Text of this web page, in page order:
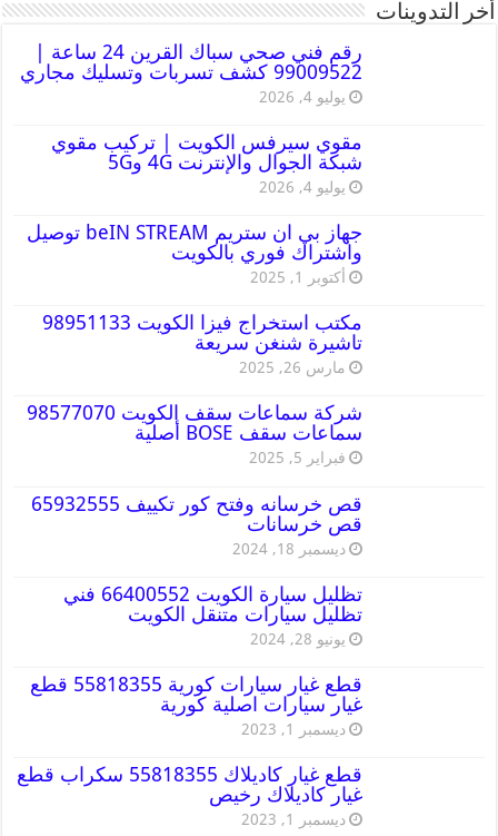
أخر التدوينات
رقم فني صحي سباك القرين 24 ساعة |
99009522 كشف تسربات وتسليك مجاري
يوليو 4, 2026
مقوي سيرفس الكويت | تركيب مقوي
شبكة الجوال والإنترنت 4G و5G
يوليو 4, 2026
جهاز بي ان ستريم beIN STREAM توصيل
واشتراك فوري بالكويت
أكتوبر 1, 2025
مكتب استخراج فيزا الكويت 98951133
تاشيرة شنغن سريعة
مارس 26, 2025
شركة سماعات سقف الكويت 98577070
سماعات سقف BOSE أصلية
فبراير 5, 2025
قص خرسانه وفتح كور تكييف 65932555
قص خرسانات
ديسمبر 18, 2024
تظليل سيارة الكويت 66400552 فني
تظليل سيارات متنقل الكويت
يونيو 28, 2024
قطع غيار سيارات كورية 55818355 قطع
غيار سيارات اصلية كورية
ديسمبر 1, 2023
قطع غيار كاديلاك 55818355 سكراب قطع
غيار كاديلاك رخيص
ديسمبر 1, 2023